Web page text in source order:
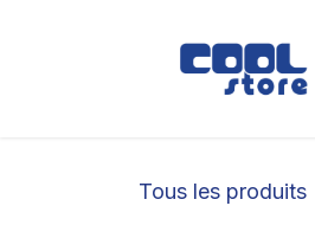
Tous les produits